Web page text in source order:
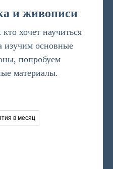
и живописи
хочет научиться
изучим основные
попробуем
материалы.
в месяц